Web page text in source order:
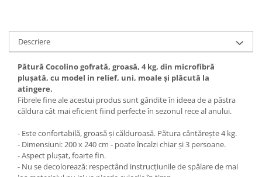
Descriere
Pătură Cocolino gofrată, groasă, 4 kg, din microfibră
plușată, cu model in relief, uni, moale și plăcută la
atingere.
Fibrele fine ale acestui produs sunt gândite în ideea de a păstra
căldura cât mai eficient fiind perfecte în sezonul rece al anului.
- Este confortabilă, groasă și călduroasă. Pătura cântărește 4 kg.
- Dimensiuni: 200 x 240 cm - poate încalzi chiar și 3 persoane.
- Aspect plușat, foarte fin.
- Nu se decolorează: respectând instrucțiunile de spălare de mai